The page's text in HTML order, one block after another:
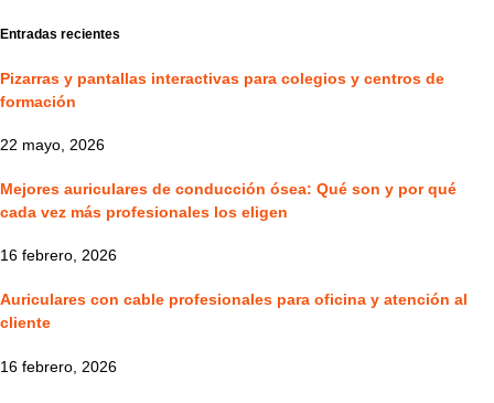
Entradas recientes
Pizarras y pantallas interactivas para colegios y centros de
formación
22 mayo, 2026
Mejores auriculares de conducción ósea: Qué son y por qué
cada vez más profesionales los eligen
16 febrero, 2026
Auriculares con cable profesionales para oficina y atención al
cliente
16 febrero, 2026